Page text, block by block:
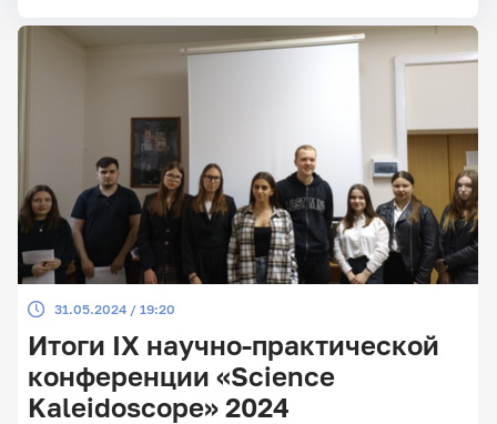
языка и межкультурной коммуникации
факультета гуманитарных дисциплин, русского и
и институтов СГУ – свыше 260 человек. Жюри
конкурса (доценты Сокиркина Л.И., Иванова
Д.А.., Кубракова Н.А., Сосновская А.А., Павлова
О.В., ст. преподаватель Павлова Н.В.,
преподаватели Уколова М.В., Крючкова А.А.),
определило победителей в 5 номинациях.
31.05.2024 / 19:20
Итоги IX научно-практической
конференции «Science
Kaleidoscope» 2024